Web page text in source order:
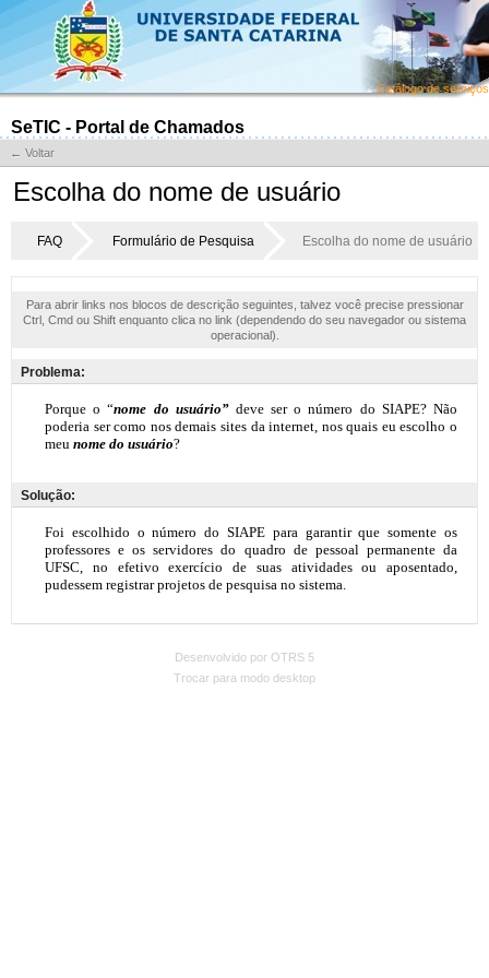
Catálogo de serviços
SeTIC - Portal de Chamados
← Voltar
Escolha do nome de usuário
FAQ Formulário de Pesquisa Escolha do nome de usuário
Para abrir links nos blocos de descrição seguintes, talvez você precise pressionar
Ctrl, Cmd ou Shift enquanto clica no link (dependendo do seu navegador ou sistema
operacional).
Problema:
Solução:
Desenvolvido por OTRS 5
Trocar para modo desktop